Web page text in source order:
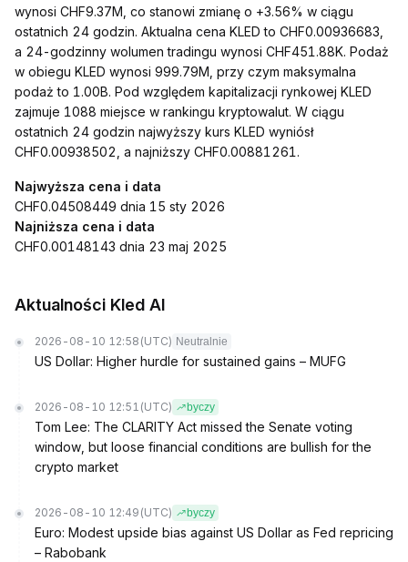
wynosi CHF9.37M, co stanowi zmianę o +3.56% w ciągu
ostatnich 24 godzin. Aktualna cena KLED to CHF0.00936683,
a 24-godzinny wolumen tradingu wynosi CHF451.88K. Podaż
w obiegu KLED wynosi 999.79M, przy czym maksymalna
podaż to 1.00B. Pod względem kapitalizacji rynkowej KLED
zajmuje 1088 miejsce w rankingu kryptowalut. W ciągu
ostatnich 24 godzin najwyższy kurs KLED wyniósł
CHF0.00938502, a najniższy CHF0.00881261.
Najwyższa cena i data
CHF0.04508449 dnia 15 sty 2026
Najniższa cena i data
CHF0.00148143 dnia 23 maj 2025
Aktualności Kled AI
2026-08-10 12:58 (UTC) Neutralnie
US Dollar: Higher hurdle for sustained gains – MUFG
2026-08-10 12:51 (UTC) byczy
Tom Lee: The CLARITY Act missed the Senate voting
window, but loose financial conditions are bullish for the
crypto market
2026-08-10 12:49 (UTC) byczy
Euro: Modest upside bias against US Dollar as Fed repricing
– Rabobank